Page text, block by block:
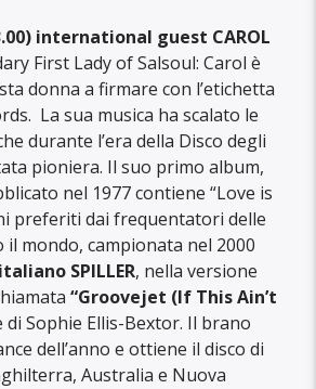
international guest CAROL
First Lady of Salsoul: Carol è
donna a firmare con l’etichetta
La sua musica ha scalato le
durante l’era della Disco degli
pioniera. Il suo primo album,
nel 1977 contiene “Love is
preferiti dai frequentatori delle
mondo, campionata nel 2000
SPILLER, nella versione
“Groovejet (If This Ain’t
di Sophie Ellis-Bextor. Il brano
dell’anno e ottiene il disco di
Australia e Nuova